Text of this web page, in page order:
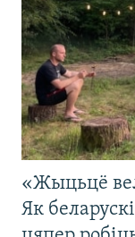
«Жыцьцё
Як